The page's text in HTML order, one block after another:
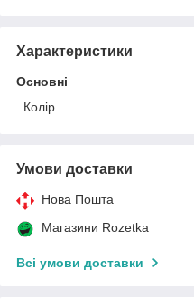
Характеристики
Основні
Колір
Умови доставки
Нова Пошта
Магазини Rozetka
Всі умови доставки